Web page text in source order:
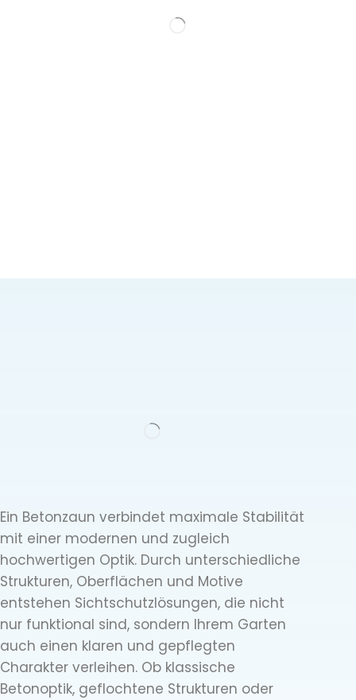
Ein Betonzaun verbindet maximale Stabilität
mit einer modernen und zugleich
hochwertigen Optik. Durch unterschiedliche
Strukturen, Oberflächen und Motive
entstehen Sichtschutzlösungen, die nicht
nur funktional sind, sondern Ihrem Garten
auch einen klaren und gepflegten
Charakter verleihen. Ob klassische
Betonoptik, geflochtene Strukturen oder